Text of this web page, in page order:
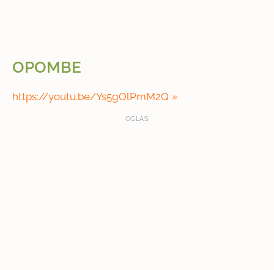
OPOMBE
https://youtu.be/Ys5gOlPmM2Q
OGLAS